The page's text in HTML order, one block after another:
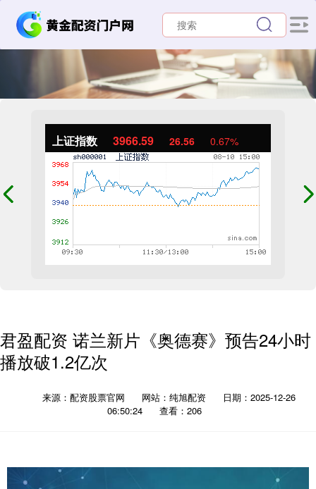
上证指数 3966.59 26.56 0.67%
君盈配资 诺兰新片《奥德赛》预告24小时
播放破1.2亿次
来源：配资股票官网 网站：纯旭配资
日期：2025-12-26
06:50:24
查看：206